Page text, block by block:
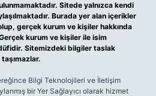
Sitede yalnızca kendi
Burada yer alan içerikler
gerçek kurum ve kişiler hakkında
kurum ve kişiler ile isim
Sitemizdeki bilgiler taslak
Bilgi Teknolojileri ve İletişim
bir Yer Sağlayıcı olarak hizmet